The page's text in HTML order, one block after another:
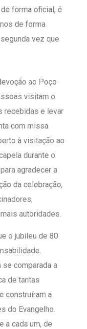
forma oficial, é
de forma
vez que
ao Poço
visitam o
recebidas e levar
com missa
à visitação ao
durante o
agradecer a
da celebração,
autoridades.
o jubileu de 80
comparada a
de tantas
construíram a
do Evangelho.
a cada um, de